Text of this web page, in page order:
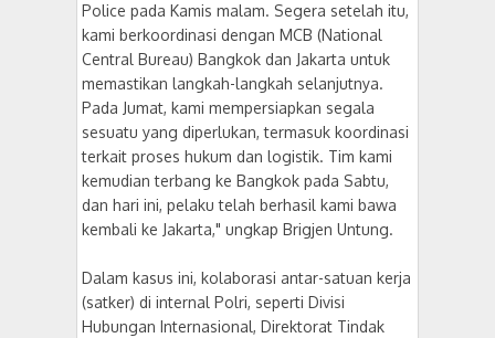
Police pada Kamis malam. Segera setelah itu,
kami berkoordinasi dengan MCB (National
Central Bureau) Bangkok dan Jakarta untuk
memastikan langkah-langkah selanjutnya.
Pada Jumat, kami mempersiapkan segala
sesuatu yang diperlukan, termasuk koordinasi
terkait proses hukum dan logistik. Tim kami
kemudian terbang ke Bangkok pada Sabtu,
dan hari ini, pelaku telah berhasil kami bawa
kembali ke Jakarta," ungkap Brigjen Untung.
Dalam kasus ini, kolaborasi antar-satuan kerja
(satker) di internal Polri, seperti Divisi
Hubungan Internasional, Direktorat Tindak